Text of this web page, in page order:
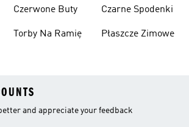
Czerwone Buty
Torby Na Ramię
Czarne Spodenki
Płaszcze Zimowe
and appreciate your feedback